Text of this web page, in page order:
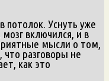
потолок. Уснуть уже
включился, и в
мысли о том,
что разговоры не
как это